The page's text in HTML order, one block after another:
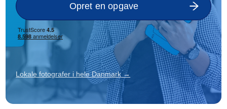
Opret en opgave
Lokale fotografer i hele Danmark →